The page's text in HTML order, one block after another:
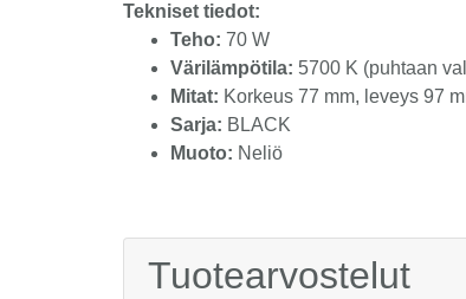
Tekniset tiedot:
Teho: 70 W
Värilämpötila: 5700 K (puhtaan
Mitat: Korkeus 77 mm, leveys 97
Sarja: BLACK
Muoto: Neliö
Tuotearvostelut